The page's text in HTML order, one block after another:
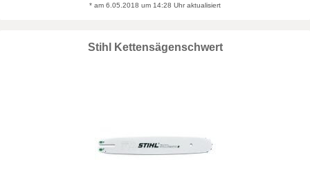
* am 6.05.2018 um 14:28 Uhr aktualisiert
Stihl Kettensägenschwert